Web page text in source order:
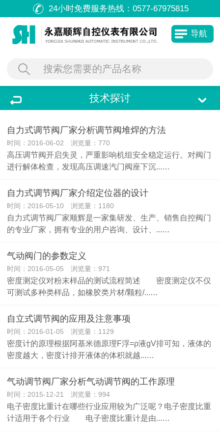
24小时免费服务热线： 0577-67975815
导航
技术探讨
自力式调节阀厂家分析调节阀堆焊的方法
时间：2016-06-02 浏览量：770
高压调节阀开启失灵，严重影响机组安全稳定运行。对阀门
进行解体检查，发现高压调速汽门阀座下沉...…
自力式调节阀厂家介绍定位器的设计
时间：2016-05-10 浏览量：1180
自力式调节阀厂家顺辉是一家集研发、生产、销售自控阀门
的专业厂家，拥有专业的用户咨询、设计、...…
气动阀门的参数定义
时间：2016-05-05 浏览量：971
密度测定仪对粉末样品的测试流程简述 密度测定仪不仅
可测试多种类样品，如橡胶类片材/颗粒/...…
自立式调节阀的应用及注意事项
时间：2016-01-05 浏览量：1129
密度计的原理根据阿基米德原理F浮=ρ液gV排可知，液体的
密度越大，密度计排开液体的体积就越...…
气动调节阀厂家分析气动调节阀的工作原理
时间：2015-12-21 浏览量：994
电子密度比重计在哪些行业应用较为广泛呢？电子密度比重
计适用于各个行业 电子密度比重计是由...…